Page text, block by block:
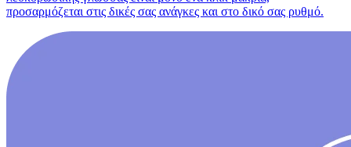
προσαρμόζεται στις δικές σας ανάγκες και στο δικό σας ρυθμό.